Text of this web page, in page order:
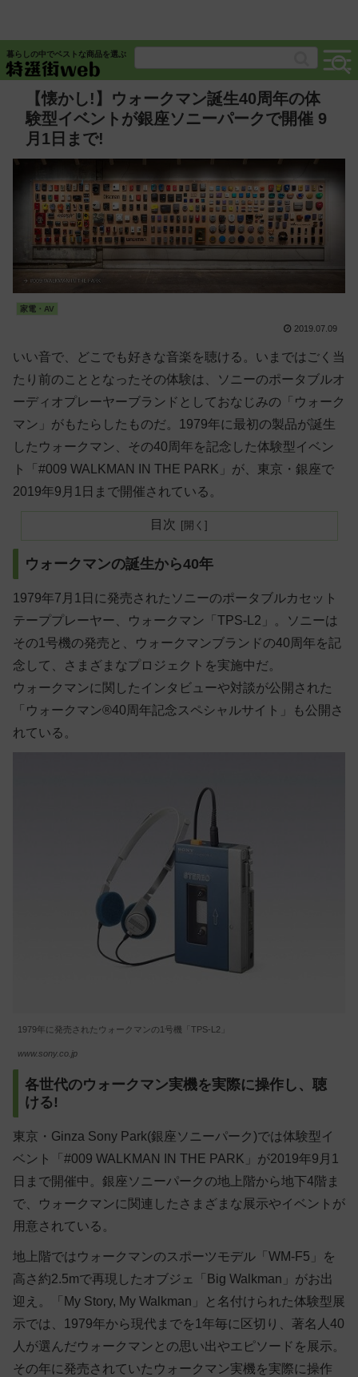
暮らしの中でベストな商品を選ぶ
【懐かし!】ウォークマン誕生40周年の体
験型イベントが銀座ソニーパークで開催 9
月1日まで!
家電・AV
2019.07.09
いい音で、どこでも好きな音楽を聴ける。いまではごく当
たり前のこととなったその体験は、ソニーのポータブルオ
ーディオプレーヤーブランドとしておなじみの「ウォーク
マン」がもたらしたものだ。1979年に最初の製品が誕生
したウォークマン、その40周年を記念した体験型イベン
ト「#009 WALKMAN IN THE PARK」が、東京・銀座で
2019年9月1日まで開催されている。
目次
ウォークマンの誕生から40年
1979年7月1日に発売されたソニーのポータブルカセット
テーププレーヤー、ウォークマン「TPS-L2」。ソニーは
その1号機の発売と、ウォークマンブランドの40周年を記
念して、さまざまなプロジェクトを実施中だ。
ウォークマンに関したインタビューや対談が公開された
「ウォークマン®40周年記念スペシャルサイト」も公開さ
れている。
1979年に発売されたウォークマンの1号機「TPS-L2」
www.sony.co.jp
各世代のウォークマン実機を実際に操作し、聴
ける!
東京・Ginza Sony Park(銀座ソニーパーク)では体験型イ
ベント「#009 WALKMAN IN THE PARK」が2019年9月1
日まで開催中。銀座ソニーパークの地上階から地下4階ま
で、ウォークマンに関連したさまざまな展示やイベントが
用意されている。
地上階ではウォークマンのスポーツモデル「WM-F5」を
高さ約2.5mで再現したオブジェ「Big Walkman」がお出
迎え。「My Story, My Walkman」と名付けられた体験型展
示では、1979年から現代までを1年毎に区切り、著名人40
人が選んだウォークマンとの思い出やエピソードを展示。
その年に発売されていたウォークマン実機を実際に操作